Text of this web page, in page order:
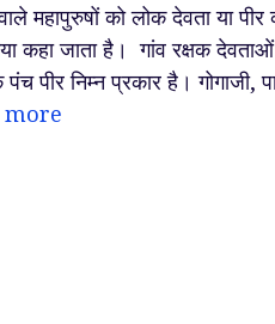
महापुरुषों को लोक देवता या पीर
कहा जाता है। गांव रक्षक
पीर निम्न प्रकार है। गोगाजी,
more